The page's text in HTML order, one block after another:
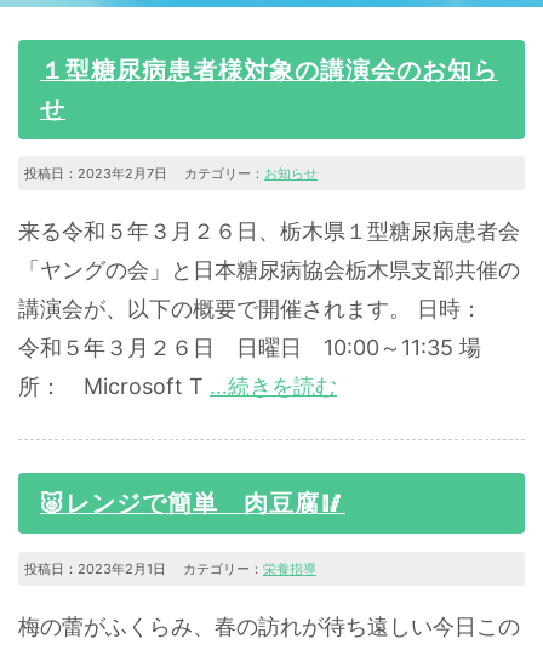
１型糖尿病患者様対象の講演会のお知ら
せ
投稿日：2023年2月7日 カテゴリー： お知らせ
来る令和５年３月２６日、栃木県１型糖尿病患者会
「ヤングの会」と日本糖尿病協会栃木県支部共催の
講演会が、以下の概要で開催されます。 日時：
令和５年３月２６日 日曜日 10:00～11:35 場
所： Microsoft T …続きを読む
🐷レンジで簡単 肉豆腐🥢
投稿日：2023年2月1日 カテゴリー： 栄養指導
梅の蕾がふくらみ、春の訪れが待ち遠しい今日この